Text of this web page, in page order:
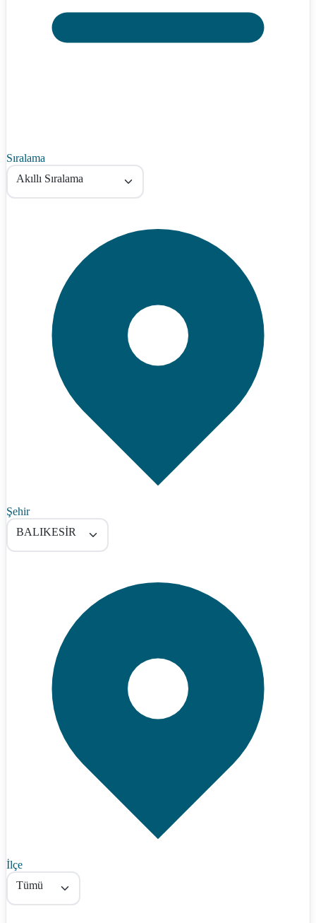
Sıralama
Akıllı Sıralama
Şehir
BALIKESİR
İlçe
Tümü